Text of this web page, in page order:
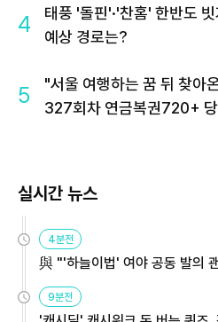
4
태풍 '돌핀'·'찬홈' 한반도
예상 경로는?
5
"서울 여행하는 꿈 뒤 찾아
327회차 연금복권720+ 당
실시간 뉴스
4분전
與 "'하늘이법' 여야 공동 발의
9분전